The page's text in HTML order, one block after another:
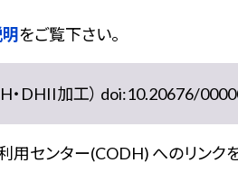
をご覧下さい。
・DHII加工） doi:10.20676/
用センター(CODH) へのリンク